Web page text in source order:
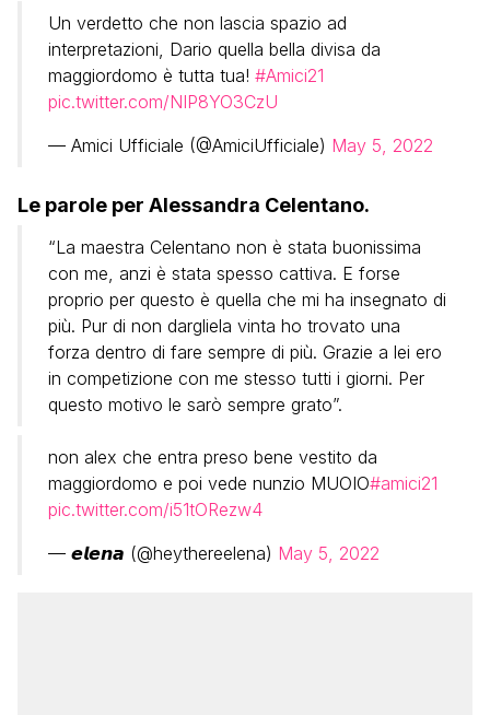
Un verdetto che non lascia spazio ad
interpretazioni, Dario quella bella divisa da
maggiordomo è tutta tua! #Amici21
pic.twitter.com/NIP8YO3CzU
— Amici Ufficiale (@AmiciUfficiale) May 5, 2022
Le parole per Alessandra Celentano.
“La maestra Celentano non è stata buonissima
con me, anzi è stata spesso cattiva. E forse
proprio per questo è quella che mi ha insegnato di
più. Pur di non dargliela vinta ho trovato una
forza dentro di fare sempre di più. Grazie a lei ero
in competizione con me stesso tutti i giorni. Per
questo motivo le sarò sempre grato”.
non alex che entra preso bene vestito da
maggiordomo e poi vede nunzio MUOIO#amici21
pic.twitter.com/i51tORezw4
— 𝙚𝙡𝙚𝙣𝙖 (@heythereelena) May 5, 2022